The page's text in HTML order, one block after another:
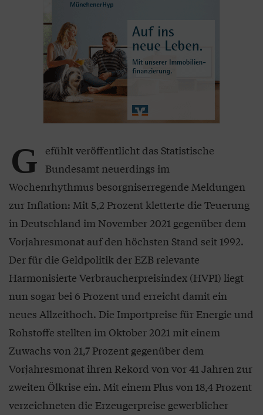
G efühlt veröffentlicht das Statistische
Bundesamt neuerdings im
Wochenrhythmus besorgniserregende Meldungen
zur Inflation: Mit 5,2 Prozent kletterte die Teuerung
in Deutschland im November 2021 gegenüber dem
Vorjahresmonat auf den höchsten Stand seit 1992.
Der für die Geldpolitik der EZB relevante
Harmonisierte Verbraucherpreisindex (HVPI) liegt
nun sogar bei 6 Prozent und erreicht damit ein
neues Allzeithoch. Die Importpreise für Energie und
Rohstoffe stellten im Oktober 2021 mit einem
Zuwachs von 21,7 Prozent gegenüber dem
Vorjahresmonat ihren Rekord von vor 41 Jahren zur
zweiten Ölkrise ein. Mit einem Plus von 18,4 Prozent
verzeichneten die Erzeugerpreise gewerblicher